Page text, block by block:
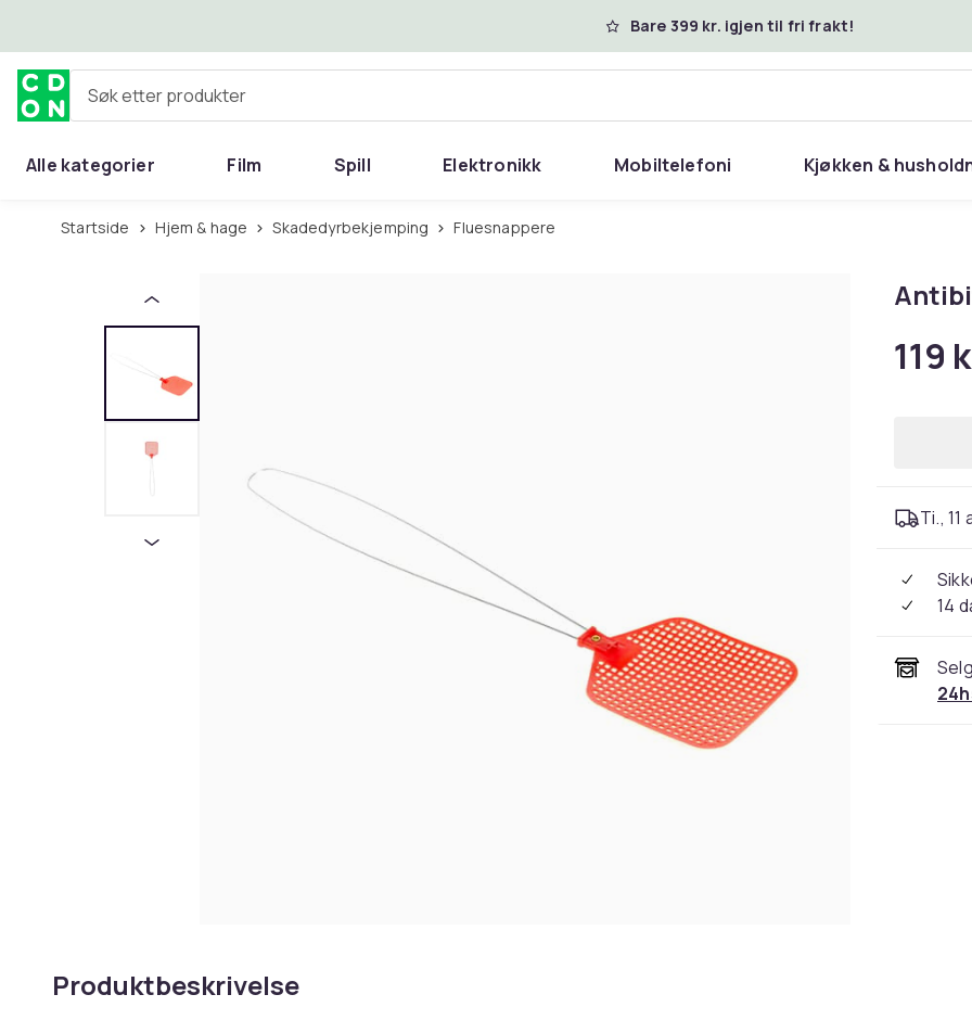
Bare 399 kr. igjen til fri frakt!
Søk etter produkter
Alle kategorier Film Spill Elektronikk Mobiltelefoni Kjøkken &
Startside Hjem & hage Skadedyrbekjemping Fluesnappere
Produktbeskrivelse
119
Ti., 11
14